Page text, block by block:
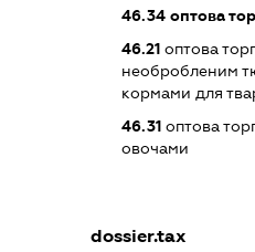
46.34оптова
46.21оптова
необробленим
кормами для
46.31оптова
овочами
dossier.tax